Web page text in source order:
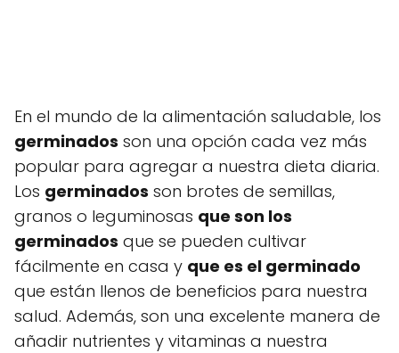
En el mundo de la alimentación saludable, los
germinados son una opción cada vez más
popular para agregar a nuestra dieta diaria.
Los germinados son brotes de semillas,
granos o leguminosas que son los
germinados que se pueden cultivar
fácilmente en casa y que es el germinado
que están llenos de beneficios para nuestra
salud. Además, son una excelente manera de
añadir nutrientes y vitaminas a nuestra